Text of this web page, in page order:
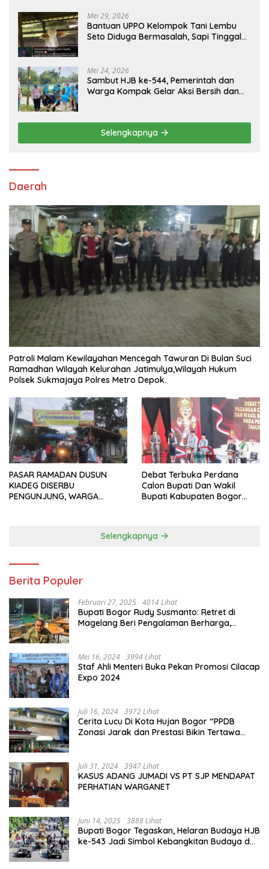
Mei 29, 2026
Bantuan UPPO Kelompok Tani Lembu
Seto Diduga Bermasalah, Sapi Tinggal
Mei 24, 2026
Sambut HJB ke-544, Pemerintah dan
Warga Kompak Gelar Aksi Bersih dan
Selengkapnya
Daerah
Patroli Malam Kewilayahan Mencegah Tawuran Di Bulan Suci
Ramadhan Wilayah Kelurahan Jatimulya,Wilayah Hukum
Polsek Sukmajaya Polres Metro Depok.
PASAR RAMADAN DUSUN
KIADEG DISERBU
PENGUNJUNG, WARGA
Debat Terbuka Perdana
Calon Bupati Dan Wakil
Bupati Kabupaten Bogor
Selengkapnya
Berita Populer
Februari 27, 2025 4014 Lihat
Bupati Bogor Rudy Susmanto: Retret di
Magelang Beri Pengalaman Berharga,
Mei 16, 2024 3994 Lihat
Staf Ahli Menteri Buka Pekan Promosi Cilacap
Expo 2024
Juli 16, 2024 3972 Lihat
Cerita Lucu Di Kota Hujan Bogor “PPDB
Zonasi Jarak dan Prestasi Bikin Tertawa
Juli 31, 2024 3947 Lihat
KASUS ADANG JUMADI VS PT SJP MENDAPAT
PERHATIAN WARGANET
Juni 14, 2025 3888 Lihat
Bupati Bogor Tegaskan, Helaran Budaya HJB
ke-543 Jadi Simbol Kebangkitan Budaya dan